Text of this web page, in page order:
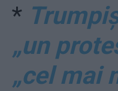
*
„un
„cel mai